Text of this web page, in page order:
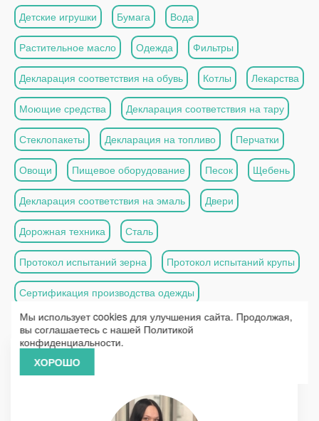
Детские игрушки Бумага Вода
Растительное масло Одежда Фильтры
Декларация соответствия на обувь Котлы Лекарства
Моющие средства Декларация соответствия на тару
Стеклопакеты Декларация на топливо Перчатки
Овощи Пищевое оборудование Песок Щебень
Декларация соответствия на эмаль Двери
Дорожная техника Сталь
Протокол испытаний зерна Протокол испытаний крупы
Сертификация производства одежды
Протокол испытания электродвигателей
Мы использует cookies для улучшения сайта. Продолжая,
вы соглашаетесь с нашей Политикой
конфиденциальности.
ХОРОШО